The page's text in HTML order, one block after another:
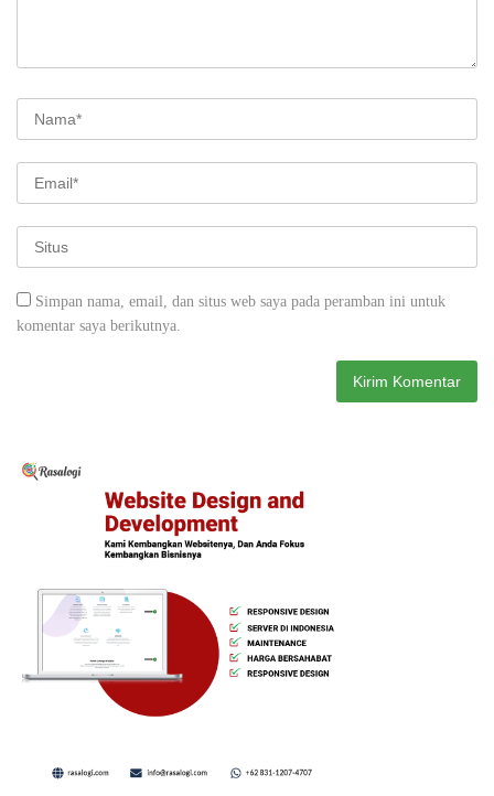
Simpan nama, email, dan situs web saya pada peramban ini untuk
komentar saya berikutnya.